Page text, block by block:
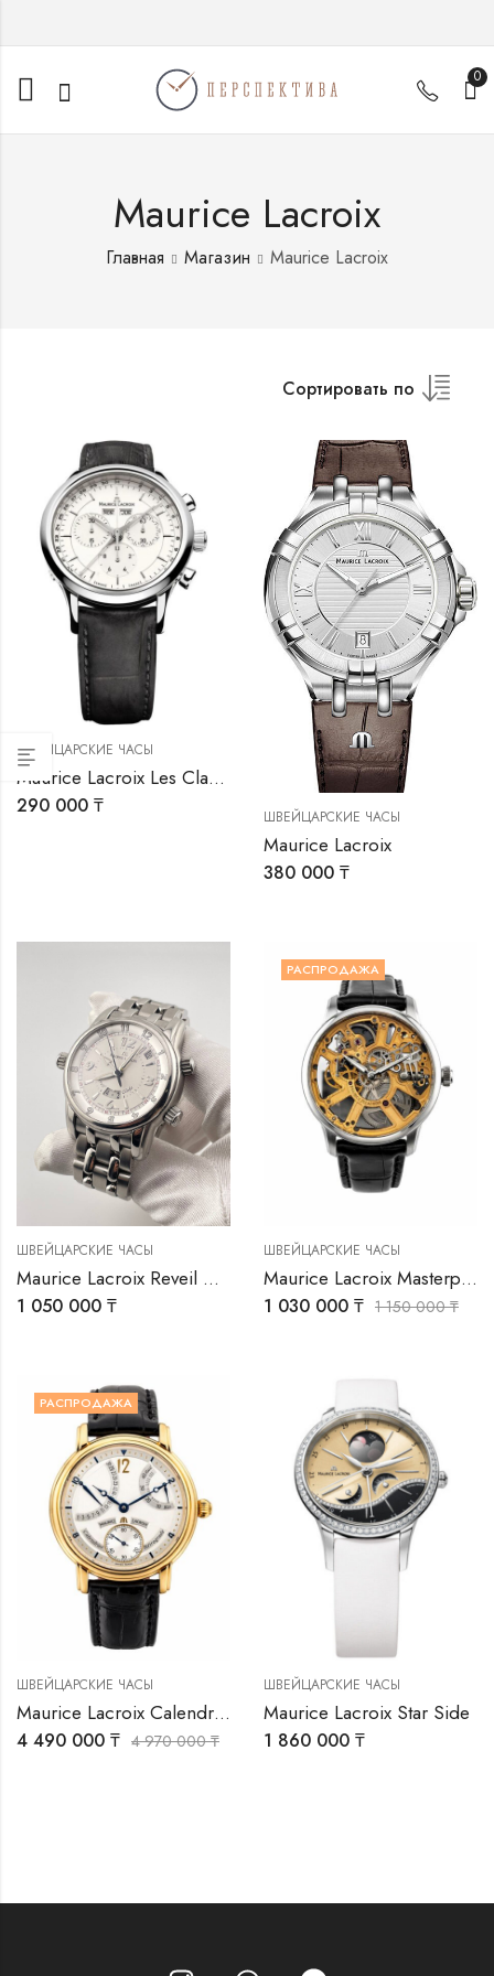
0
Maurice Lacroix
Главная Магазин Maurice Lacroix
Сортировать по
ШВЕЙЦАРСКИЕ ЧАСЫ
Maurice Lacroix Les Classiques Chronographe
290 000 ₸ ШВЕЙЦАРСКИЕ ЧАСЫ
Maurice Lacroix
380 000 ₸
ШВЕЙЦАРСКИЕ ЧАСЫ
Maurice Lacroix Reveil Globe
1 050 000 ₸
РАСПРОДАЖА
ШВЕЙЦАРСКИЕ ЧАСЫ
Maurice Lacroix Masterpiece
1 030 000 ₸ 1 150 000₸
РАСПРОДАЖА
ШВЕЙЦАРСКИЕ ЧАСЫ
Maurice Lacroix Calendrier Retrograde Masterpiece
4 490 000 ₸ 4 970 000₸
ШВЕЙЦАРСКИЕ ЧАСЫ
Maurice Lacroix Star Side
1 860 000 ₸